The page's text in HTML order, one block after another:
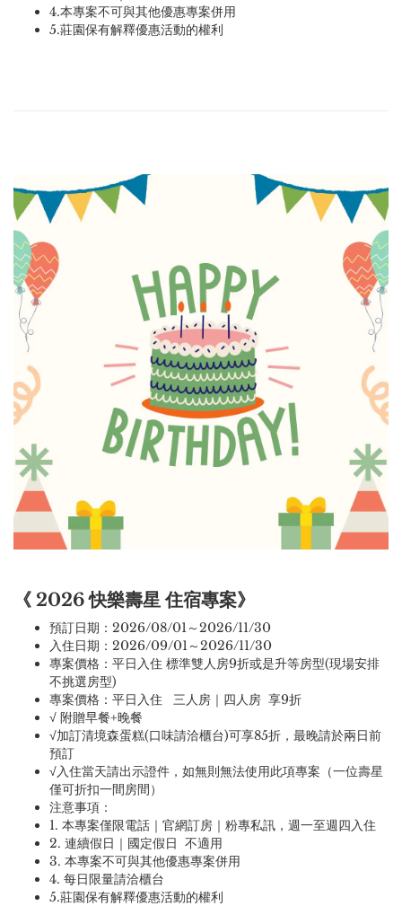
4.本專案不可與其他優惠專案併用
5.莊園保有解釋優惠活動的權利
《 2026 快樂壽星 住宿專案》
預訂日期：2026/08/01～2026/11/30
入住日期：2026/09/01～2026/11/30
專案價格：平日入住 標準雙人房9折或是升等房型(現場安排
不挑選房型)
專案價格：平日入住 三人房｜四人房 享9折
√ 附贈早餐+晚餐
√加訂清境森蛋糕(口味請洽櫃台)可享85折，最晚請於兩日前
預訂
√入住當天請出示證件，如無則無法使用此項專案（一位壽星
僅可折扣一間房間）
注意事項：
1. 本專案僅限電話｜官網訂房｜粉專私訊，週一至週四入住
2. 連續假日｜國定假日 不適用
3. 本專案不可與其他優惠專案併用
4. 每日限量請洽櫃台
5.莊園保有解釋優惠活動的權利